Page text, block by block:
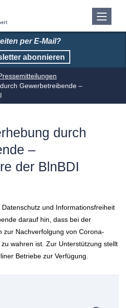
per E-Mail?
abonnieren
Gewerbetreibende –
durch
–
der BlnBDI
und Informationsfreiheit
darauf hin, dass bei der
zur Nachverfolgung von Corona-
wahren ist. Zur Unterstützung stellt
Betriebe zur Verfügung.